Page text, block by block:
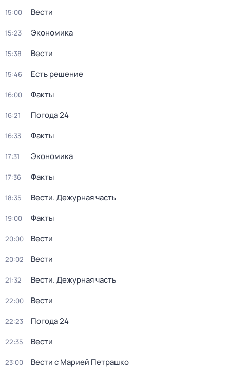
15:00 Вести
15:23 Экономика
15:38 Вести
15:46 Есть решение
16:00 Факты
16:21 Погода 24
16:33 Факты
17:31 Экономика
17:36 Факты
18:35 Вести. Дежурная часть
19:00 Факты
20:00 Вести
20:02 Вести
21:32 Вести. Дежурная часть
22:00 Вести
22:23 Погода 24
22:35 Вести
23:00 Вести с Марией Петрашко